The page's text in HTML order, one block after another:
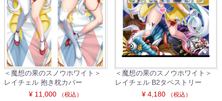
＜魔想の果のスノウホワイト＞
レイチェル 抱き枕カバー
¥ 11,000
（税込）
＜魔想の果のスノウホワイト＞
レイチェル B2タペストリー
¥ 4,180
（税込）